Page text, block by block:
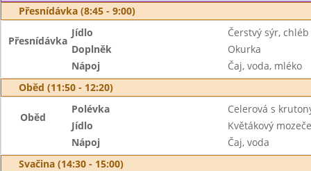
Přesnídávka (8:45 - 9:00)
Přesnídávka
Jídlo
Čerstvý sýr, chléb
Doplněk
Okurka
Nápoj
Čaj, voda, mléko
Oběd (11:50 - 12:20)
Oběd
Polévka
Celerová s
Jídlo
Květákový
Nápoj
Čaj, voda
Svačina (14:30 - 15:00)